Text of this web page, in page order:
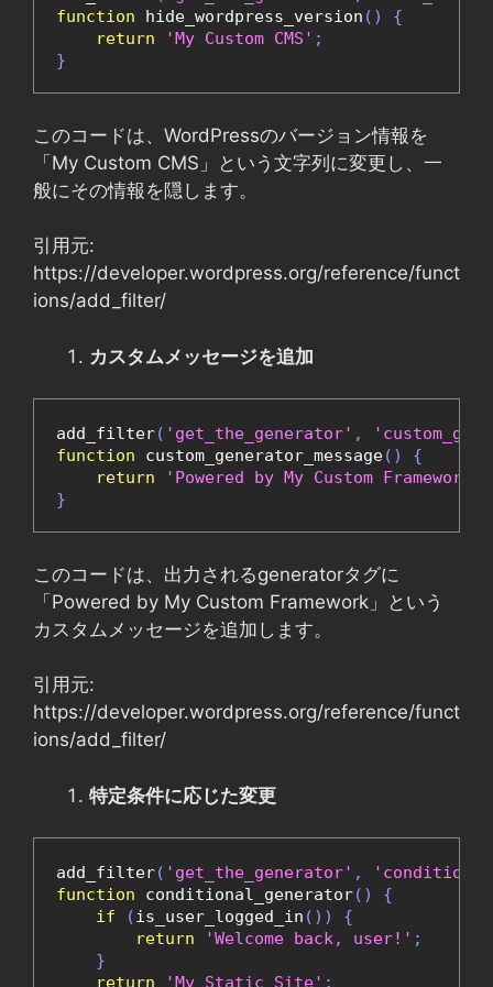
function hide_wordpress_version ()
{
return
'My Custom CMS' ;
}
このコードは、WordPressのバージョン情報を
「My Custom CMS」という文字列に変更し、一
般にその情報を隠します。
引用元:
https://developer.wordpress.org/reference/funct
ions/add_filter/
カスタムメッセージを追加
add_filter( 'get_the_generator' ,
function custom_generator_message()
{
return
'Powered by My Custom Framework'
}
このコードは、出力されるgeneratorタグに
「Powered by My Custom Framework」という
カスタムメッセージを追加します。
引用元:
https://developer.wordpress.org/reference/funct
ions/add_filter/
特定条件に応じた変更
add_filter( 'get_the_generator' ,
function conditional_generator()
{
if
(is_user_logged_in ())
{
return
'Welcome back, user!' ;
}
return
'My Static Site' ;